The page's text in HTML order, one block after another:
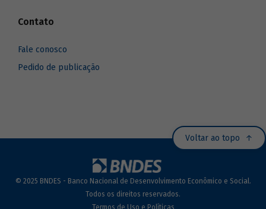
Contato
Fale conosco
Pedido de publicação
Voltar ao topo
© 2025 BNDES - Banco Nacional de Desenvolvimento Econômico e Social.
Todos os direitos reservados.
Termos de Uso e Políticas